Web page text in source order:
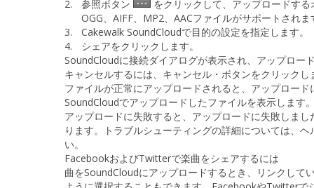
2.
参照ボタン
をクリックして、アップロードす
OGG、AIFF、MP2、AACファイルがサポートされま
3.
Cakewalk SoundCloudで目的の設定を指定します。
4.
シェアをクリックします。
SoundCloudに接続ダイアログが表示され、アップロー
キャンセルするには、 キャンセル ・ボタンをクリックし
ファイルが正常にアップロードされると、 アップロード
SoundCloudでアップロードしたファイルを表示します
アップロードに失敗すると、 アップロードに失敗しまし
ります。トラブルシューティングの詳細については、 ヘ
い。
FacebookおよびTwitterで楽曲をシェアするには
曲をSoundCloudにアップロードするとき、リンクし